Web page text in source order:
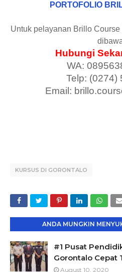
PORTOFOLIO
Untuk pelayanan Brillo
Hubungi
WA:
Telp: (0274)
Email:
KURSUS DI GORONTALO
ANDA MUNGKIN
#1 Pusat
Gorontalo Cepat
August 10, 2020